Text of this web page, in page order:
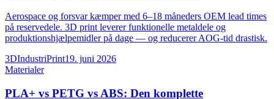
Aerospace og forsvar kæmper med 6–18 måneders OEM lead times
på reservedele. 3D print leverer funktionelle metaldele og
produktionshjælpemidler på dage — og reducerer AOG-tid drastisk.
3DIndustriPrint19. juni 2026
Materialer
PLA+ vs PETG vs ABS: Den komplette